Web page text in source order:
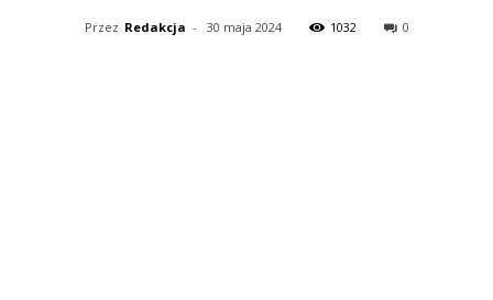
Przez Redakcja - 30 maja 2024 1032 0